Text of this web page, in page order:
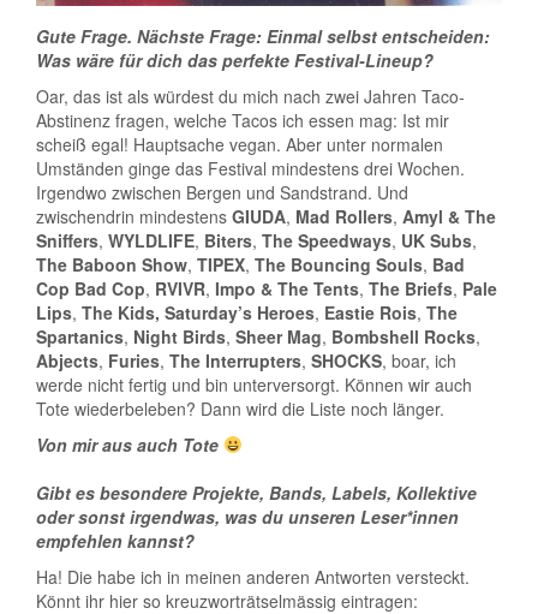
Gute Frage. Nächste Frage: Einmal selbst entscheiden:
Was wäre für dich das perfekte Festival-Lineup?
Oar, das ist als würdest du mich nach zwei Jahren Taco-
Abstinenz fragen, welche Tacos ich essen mag: Ist mir
scheiß egal! Hauptsache vegan. Aber unter normalen
Umständen ginge das Festival mindestens drei Wochen.
Irgendwo zwischen Bergen und Sandstrand. Und
zwischendrin mindestens GIUDA, Mad Rollers, Amyl & The
Sniffers, WYLDLIFE, Biters, The Speedways, UK Subs,
The Baboon Show, TIPEX, The Bouncing Souls, Bad
Cop Bad Cop, RVIVR, Impo & The Tents, The Briefs, Pale
Lips, The Kids, Saturday’s Heroes, Eastie Rois, The
Spartanics, Night Birds, Sheer Mag, Bombshell Rocks,
Abjects, Furies, The Interrupters, SHOCKS, boar, ich
werde nicht fertig und bin unterversorgt. Können wir auch
Tote wiederbeleben? Dann wird die Liste noch länger.
Von mir aus auch Tote
Gibt es besondere Projekte, Bands, Labels, Kollektive
oder sonst irgendwas, was du unseren Leser*innen
empfehlen kannst?
Ha! Die habe ich in meinen anderen Antworten versteckt.
Könnt ihr hier so kreuzworträtselmässig eintragen: